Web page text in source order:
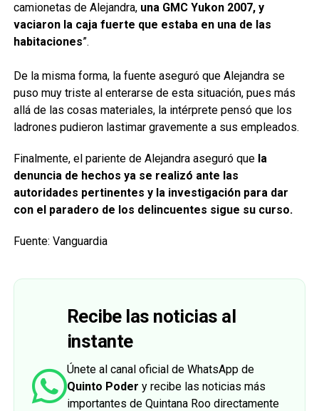
camionetas de Alejandra,una GMC Yukon 2007, y
vaciaron la caja fuerte que estaba en una de las
habitaciones”.
De la misma forma, la fuente aseguró que Alejandra se
puso muy triste al enterarse de esta situación, pues más
allá de las cosas materiales, la intérprete pensó que los
ladrones pudieron lastimar gravemente a sus empleados.
Finalmente, el pariente de Alejandra aseguró quela
denuncia de hechos ya se realizó ante las
autoridades pertinentes y la investigación para dar
con el paradero de los delincuentes sigue su curso.
Fuente: Vanguardia
Recibe las noticias al
instante
Únete al canal oficial de WhatsApp de
Quinto Poder y recibe las noticias más
importantes de Quintana Roo directamente